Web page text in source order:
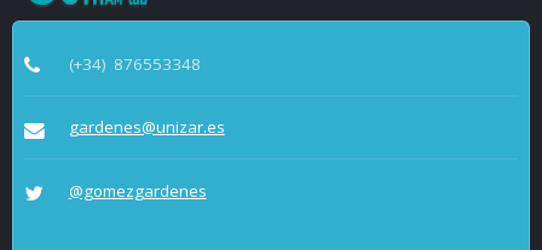
(+34) 876553348
gardenes@unizar.es
@gomezgardenes